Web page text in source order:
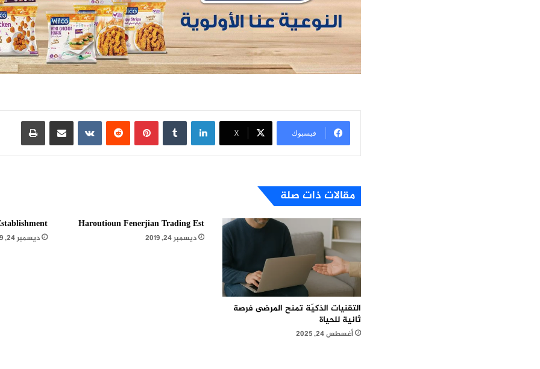
فيسبوك X
لينكدإن بينتيريست مشاركة عبر البريد طباعة
مقالات ذات صلة
التقنيات الذكيّة تمنح المرضى فرصة
ثانية للحياة
أغسطس 24, 2025
Haroutioun Fenerjian Trading Est
ديسمبر 24, 2019 ديسمبر 24, 2019